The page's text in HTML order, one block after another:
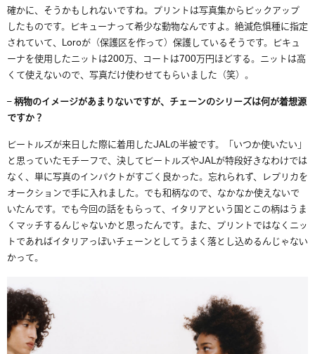
確かに、そうかもしれないですね。プリントは写真集からピックアップ
したものです。ビキューナって希少な動物なんですよ。絶滅危惧種に指定
されていて、Loroが（保護区を作って）保護しているそうです。ビキュ
ーナを使用したニットは200万、コートは700万円ほどする。ニットは高
くて使えないので、写真だけ使わせてもらいました（笑）。
– 柄物のイメージがあまりないですが、チェーンのシリーズは何が着想源
ですか？
ビートルズが来日した際に着用したJALの半被です。「いつか使いたい」
と思っていたモチーフで、決してビートルズやJALが特段好きなわけでは
なく、単に写真のインパクトがすごく良かった。忘れられず、レプリカを
オークションで手に入れました。でも和柄なので、なかなか使えないで
いたんです。でも今回の話をもらって、イタリアという国とこの柄はうま
くマッチするんじゃないかと思ったんです。また、プリントではなくニッ
トであればイタリアっぽいチェーンとしてうまく落とし込めるんじゃない
かって。